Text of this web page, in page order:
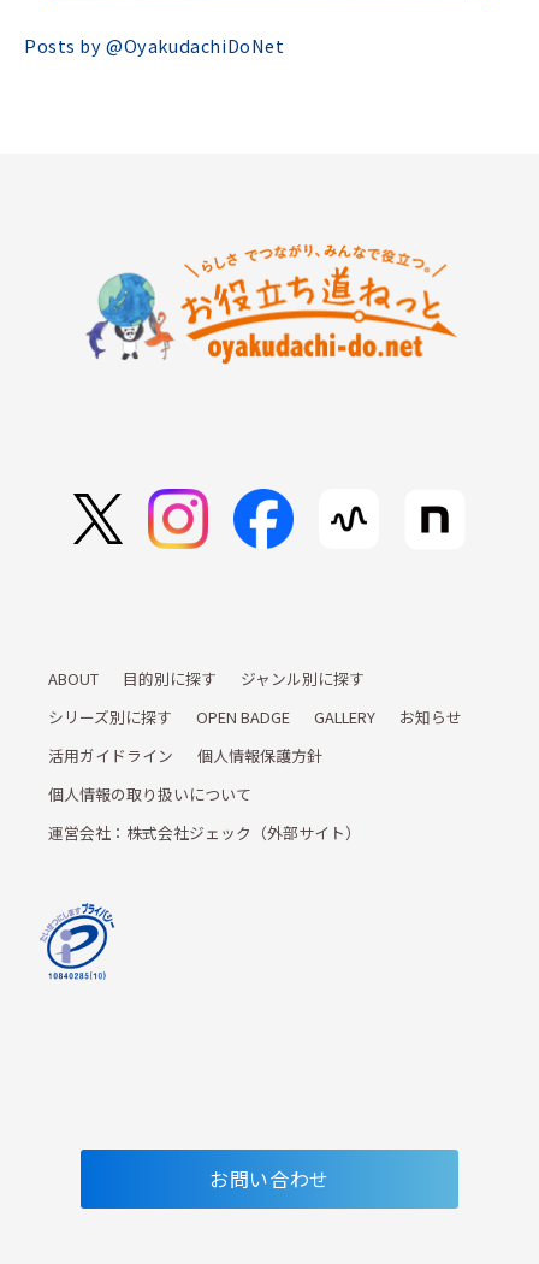
Posts by @OyakudachiDoNet
ABOUT 目的別に探す
ジャンル別に探す
シリーズ別に探す
OPEN BADGE GALLERY
お知らせ
活用ガイドライン
個人情報保護方針
個人情報の取り扱いについて
運営会社：株式会社ジェック（外部サイト）
お問い合わせ